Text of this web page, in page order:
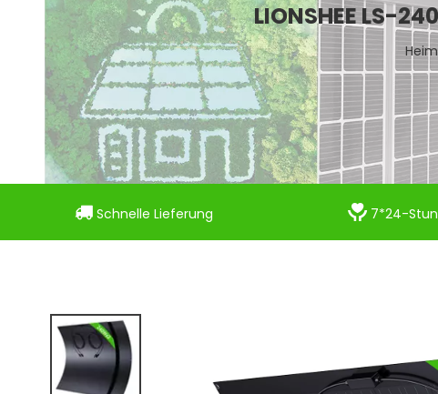
LIONSHEE LS-
Heim
 Schnelle Lieferung  7*24-